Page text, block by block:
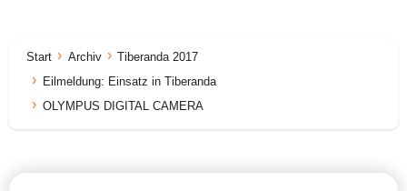
Start Archiv
Tiberanda 2017
Eilmeldung: Einsatz in Tiberanda
OLYMPUS DIGITAL CAMERA